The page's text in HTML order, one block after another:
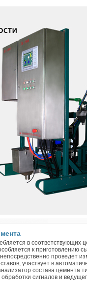
в соответствующих
к приготовлению
проведет
участвует в
состава цемента
сигналов и